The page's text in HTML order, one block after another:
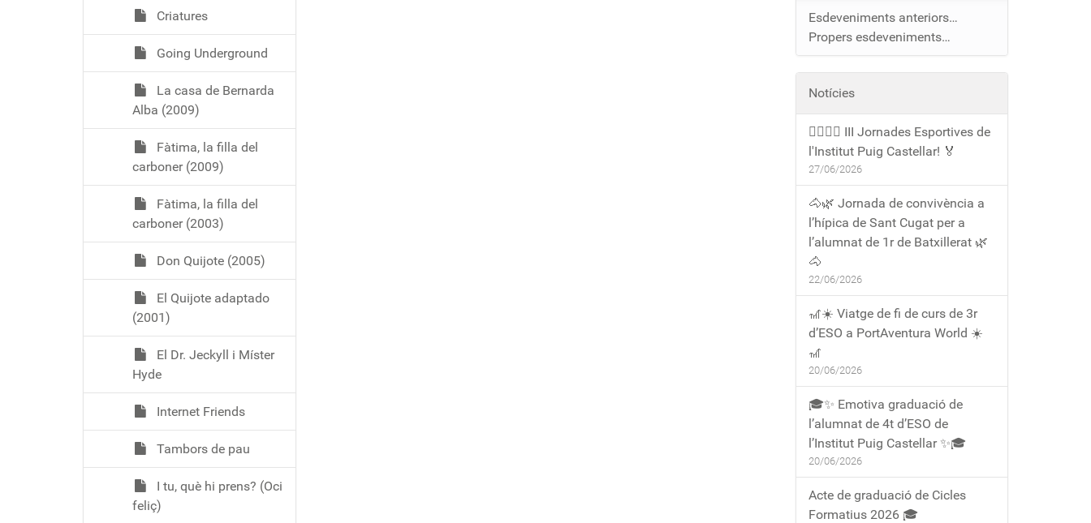
Criatures
Going Underground
La casa de Bernarda
Alba (2009)
Fàtima, la filla del
carboner (2009)
Fàtima, la filla del
carboner (2003)
Don Quijote (2005)
El Quijote adaptado
(2001)
El Dr. Jeckyll i Míster
Hyde
Internet Friends
Tambors de pau
I tu, què hi prens? (Oci
feliç)
Esdeveniments anteriors…
Propers esdeveniments…
Notícies
🏃‍♀️🏃‍♂️ III Jornades Esportives de
l'Institut Puig Castellar! 🏅
27/06/2026
🐴🌿 Jornada de convivència a
l’hípica de Sant Cugat per a
l’alumnat de 1r de Batxillerat 🌿
🐴
22/06/2026
🎢☀️ Viatge de fi de curs de 3r
d’ESO a PortAventura World ☀️
🎢
20/06/2026
🎓✨ Emotiva graduació de
l’alumnat de 4t d’ESO de
l’Institut Puig Castellar ✨🎓
20/06/2026
Acte de graduació de Cicles
Formatius 2026 🎓